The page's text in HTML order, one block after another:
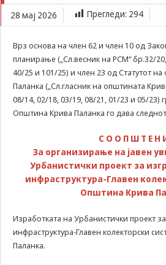
28 мај 2026 Прегледи: 294
систем за Општина Крива
Врз основа на член 62 и член 10 од
планирање („Сл.весник на РСМ“ бр.32/
40/25 и 101/25) и член 23 од Статутот
Паланка („Сл.гласник на општината
08/14, 02/18, 03/19, 08/21, 01/23 и 05/23)
Oпштина Крива Паланка го дава
С О О П Ш Т Е Н
За организирање на јавен
Урбанистички проект за
инфраструктура-Главен
Општина Крива
Изработката на Урбанистички проект
инфраструктура-Главен колекторски
Паланка.